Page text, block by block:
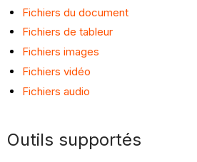
Fichiers du document
Fichiers de tableur
Fichiers images
Fichiers vidéo
Fichiers audio
Outils supportés